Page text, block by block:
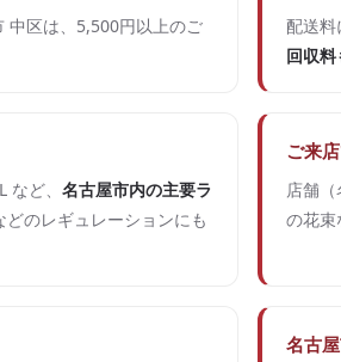
中区は、5,500円以上のご
配送料
回収
ど、 名古屋市内の主要ラ
のレギュレーションにも
ご来
店舗
の花束
名古